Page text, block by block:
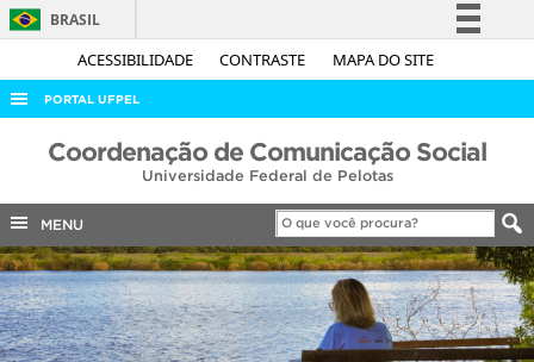
ACESSIBILIDADE CONTRASTE MAPA DO SITE
BRASIL
Simplifique!
Acesso à informação
Legislação
Canais
PORTAL UFPEL
ACESSO À INFORMAÇÃO
COBALTO
CONCURSOS
EDITAIS
INTERNACIONAL
Coordenação de Comunicação Social
Universidade Federal de Pelotas
MENU